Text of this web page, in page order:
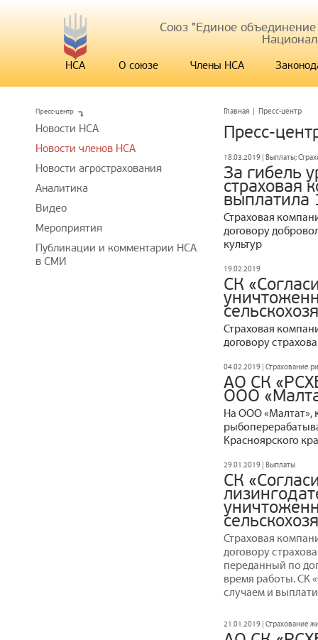
Союз "Единое
НСА О союзе Члены НСА
Главная | Пресс-центр
Пресс-
18.03.2019 | Выплаты;
За гибель
страховая
выплатила
Страховая
договору
культур
19.02.2019
СК
Страховая
договору
04.02.2019 | Страхование
АО СК
ООО
На ООО «Малтат»,
Красноярского
29.01.2019 | Выплаты
СК
Страховая
договору
переданный по
время работы. СК
случаем и
21.01.2019 | Страхование
Пресс-центр
Новости НСА
Новости членов НСА
Новости агрострахования
Аналитика
Видео
Мероприятия
Публикации и комментарии НСА
в СМИ